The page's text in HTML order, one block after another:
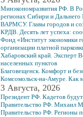
Минэкономразвития РФ. В
регионах Сибири и Дальнего
ВАРМСУ. Главы городов и
КРДВ. Десять лет успеха:
Фонд «Институт экономики
организации платной
Хабаровский край. Эксперт
населенных пунктов
Благовещенск. Комфорт и
Комсомольск-на-Амуре. Как
3 Августа, 2026
Президент РФ. Кадетов
Правительство РФ. Михаил
Правительство РФ. Регионы